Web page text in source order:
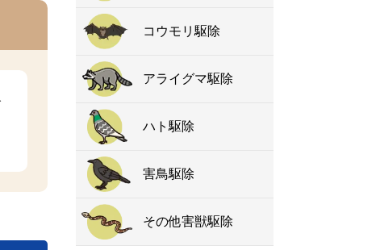
コウモリ駆除
アライグマ駆除
ハト駆除
害鳥駆除
その他害獣駆除